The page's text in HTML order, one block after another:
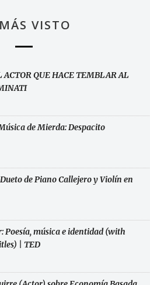
VISTO
ACTOR QUE HACE TEMBLAR AL
de Mierda: Despacito
de Piano Callejero y Violín en
Poesía, música e identidad (with
| TED